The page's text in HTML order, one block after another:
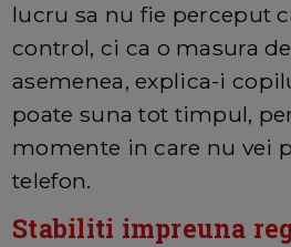
lucru sa nu fie perceput
control, ci ca o masura
asemenea, explica-i
poate suna tot timpul,
momente in care nu vei
telefon.
Stabiliti impreuna